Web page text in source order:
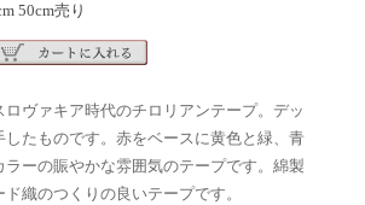
50cm売り
ロヴァキア時代のチロリアンテープ。デッ
したものです。赤をベースに黄色と緑、青
ラーの賑やかな雰囲気のテープです。綿製
織のつくりの良いテープです。